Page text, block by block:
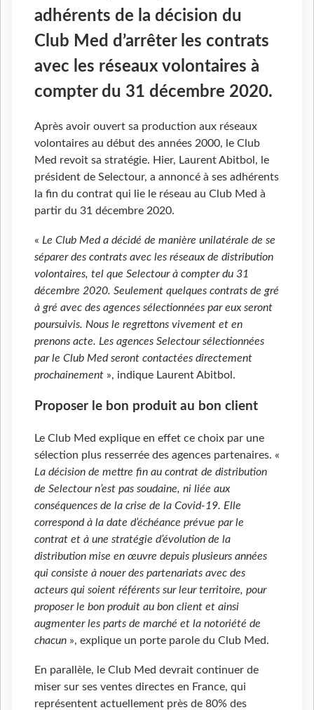
adhérents de la décision du
Club Med d’arrêter les contrats
avec les réseaux volontaires à
compter du 31 décembre 2020.
Après avoir ouvert sa production aux réseaux
volontaires au début des années 2000, le Club
Med revoit sa stratégie. Hier, Laurent Abitbol, le
président de Selectour, a annoncé à ses adhérents
la fin du contrat qui lie le réseau au Club Med à
partir du 31 décembre 2020.
« Le Club Med a décidé de manière unilatérale de se
séparer des contrats avec les réseaux de distribution
volontaires, tel que Selectour à compter du 31
décembre 2020. Seulement quelques contrats de gré
à gré avec des agences sélectionnées par eux seront
poursuivis. Nous le regrettons vivement et en
prenons acte. Les agences Selectour sélectionnées
par le Club Med seront contactées directement
prochainement », indique Laurent Abitbol.
Proposer le bon produit au bon client
Le Club Med explique en effet ce choix par une
sélection plus resserrée des agences partenaires. «
La décision de mettre fin au contrat de distribution
de Selectour n’est pas soudaine, ni liée aux
conséquences de la crise de la Covid-19. Elle
correspond à la date d’échéance prévue par le
contrat et à une stratégie d’évolution de la
distribution mise en œuvre depuis plusieurs années
qui consiste à nouer des partenariats avec des
acteurs qui soient référents sur leur territoire, pour
proposer le bon produit au bon client et ainsi
augmenter les parts de marché et la notoriété de
chacun », explique un porte parole du Club Med.
En parallèle, le Club Med devrait continuer de
miser sur ses ventes directes en France, qui
représentent actuellement près de 80% des